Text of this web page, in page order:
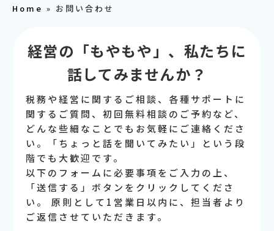
Home » お問い合わせ
経営の「もやもや」、私たちに
話してみませんか？
税務や経営に関するご相談、各種サポートに
関するご質問、初回無料相談のご予約など、
どんな些細なことでもお気軽にご連絡くださ
い。「ちょっと話を聞いてみたい」という段
階でも大歓迎です。
以下のフォームに必要事項をご入力の上、
「送信する」ボタンをクリックしてくださ
い。
原則として1営業日以内に、担当者より
ご返信させていただきます。